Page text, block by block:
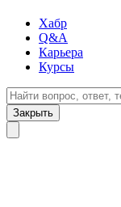
Хабр
Q&A
Карьера
Курсы
Закрыть